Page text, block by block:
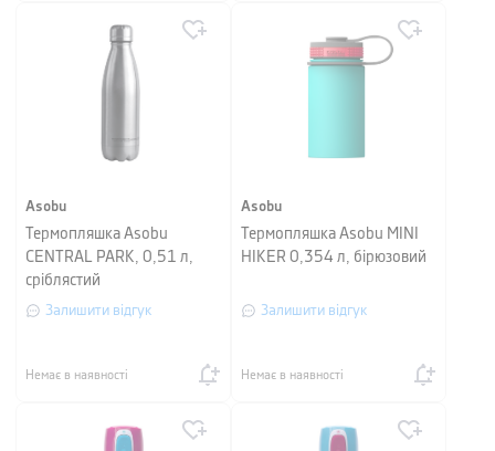
Asobu
Термопляшка Asobu
CENTRAL PARK, 0,51 л,
сріблястий
Залишити відгук
Немає в наявності
Asobu
Термопляшка Asobu MINI
HIKER 0,354 л, бірюзовий
Залишити відгук
Немає в наявності